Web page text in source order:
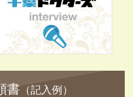
書 （記入例）